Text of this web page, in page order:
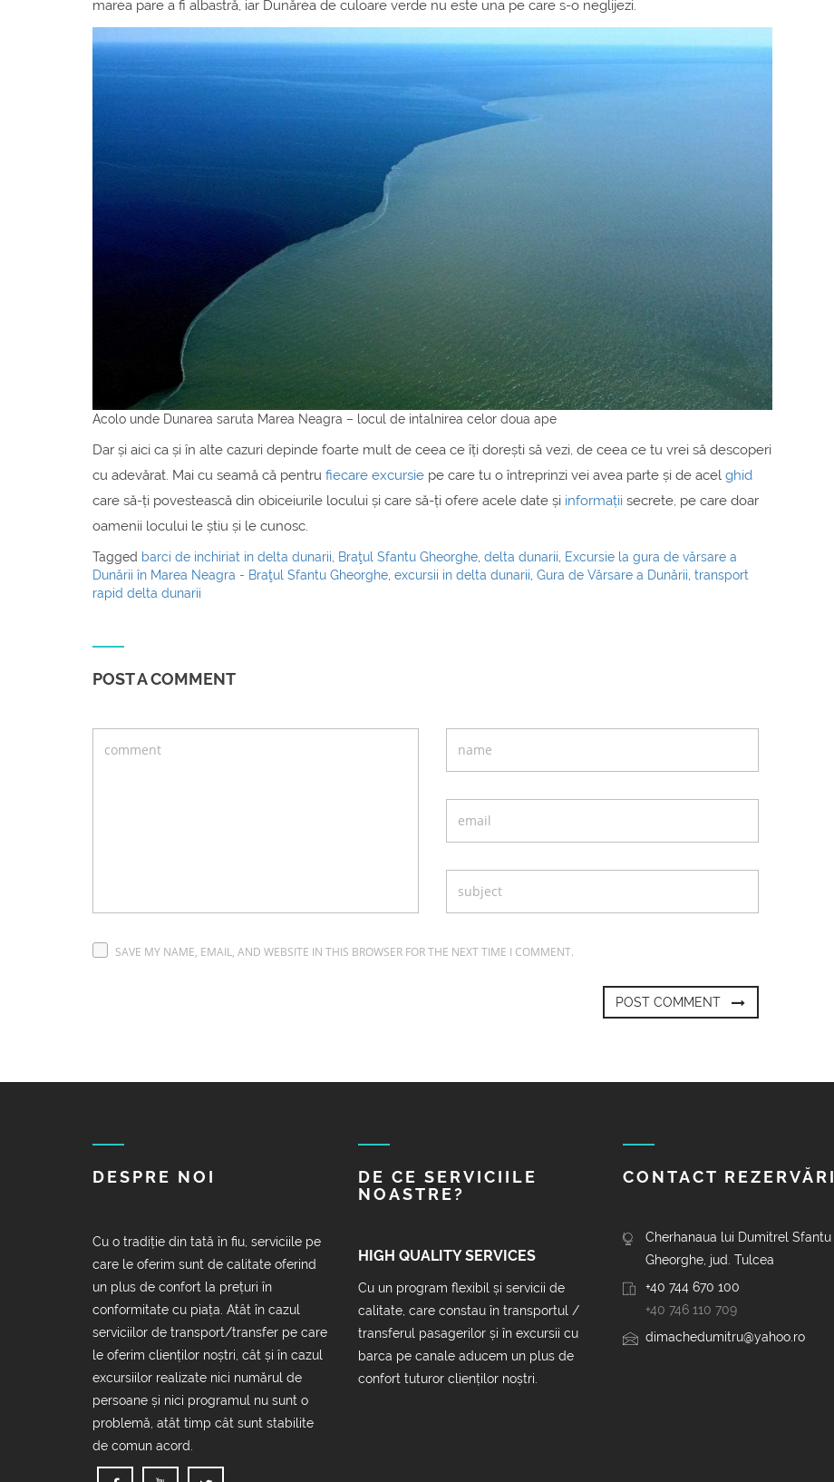
marea pare a fi albastră, iar Dunărea de culoare verde nu este una pe care s-o neglijezi.
Acolo unde Dunarea saruta Marea Neagra – locul de intalnirea celor doua ape
Dar și aici ca și în alte cazuri depinde foarte mult de ceea ce îți dorești să vezi, de ceea ce tu vrei să descoperi
cu adevărat. Mai cu seamă că pentru fiecare excursie pe care tu o întreprinzi vei avea parte și de acel ghid
care să-ți povestească din obiceiurile locului și care să-ți ofere acele date și informații secrete, pe care doar
oamenii locului le știu și le cunosc.
Tagged barci de inchiriat in delta dunarii Braţul Sfantu Gheorghe delta dunarii
Excursie la gura de vărsare a
Dunării în Marea Neagra - Braţul Sfantu Gheorghe excursii in delta dunarii Gura de Vărsare a Dunării transport
rapid delta dunarii
POST A COMMENT
SAVE MY NAME, EMAIL, AND WEBSITE IN THIS BROWSER FOR THE NEXT TIME I COMMENT.
DESPRE NOI
Cu o tradiție din tată în fiu, serviciile pe
care le oferim sunt de calitate oferind
un plus de confort la prețuri în
conformitate cu piața. Atât în cazul
serviciilor de transport/transfer pe care
le oferim clienților noștri, cât și în cazul
excursiilor realizate nici numărul de
persoane și nici programul nu sunt o
problemă, atât timp cât sunt stabilite
de comun acord.
DE CE SERVICIILE
NOASTRE?
HIGH QUALITY SERVICES
Cu un program flexibil și servicii de
calitate, care constau în transportul /
transferul pasagerilor și în excursii cu
barca pe canale aducem un plus de
confort tuturor clienților noștri.
CONTACT REZERVĂRI
Cherhanaua lui Dumitrel Sfantu
Gheorghe, jud. Tulcea
+40 744 670 100
+40 746 110 709
dimachedumitru@yahoo.ro